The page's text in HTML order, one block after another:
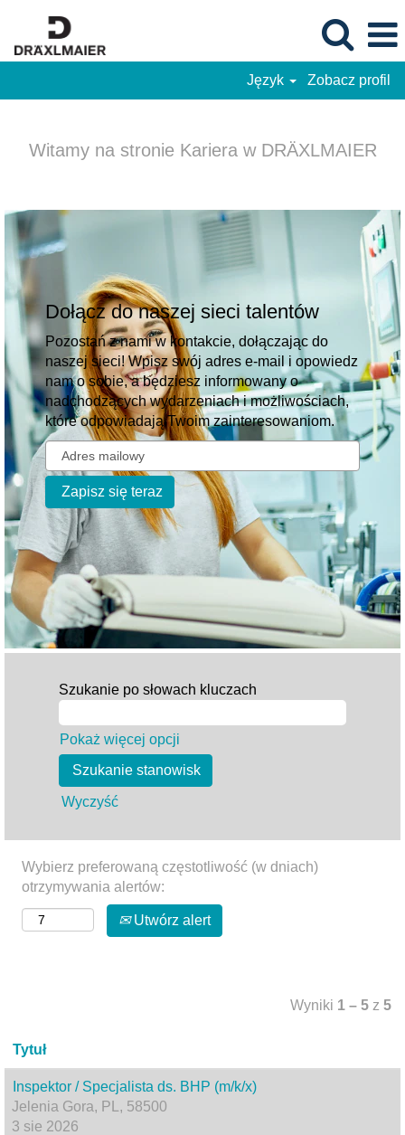
Język Zobacz profil
Job
Poland
(Polish)
Witamy na stronie Kariera w DRÄXLMAIER
Dołącz do naszej sieci talentów
Pozostań z nami w kontakcie, dołączając do
naszej sieci! Wpisz swój adres e-mail i opowiedz
nam o sobie, a będziesz informowany o
nadchodzących wydarzeniach i możliwościach,
które odpowiadają Twoim zainteresowaniom.
Szukanie po słowach kluczach
Pokaż więcej opcji
Wyczyść
Wybierz preferowaną częstotliwość (w dniach)
otrzymywania alertów:
Utwórz alert
Wyniki 1 – 5 z 5
Tytuł
Inspektor / Specjalista ds. BHP (m/k/x)
Jelenia Gora, PL, 58500
3 sie 2026